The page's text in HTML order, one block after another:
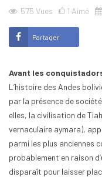
575 Vues 1 Aimé
Partager
Avant les
L’histoire des Andes
par la présence de
elles, la civilisation de
vernaculaire aymara),
parmi les plus anciennes
probablement en raison
disparaît pour laisser